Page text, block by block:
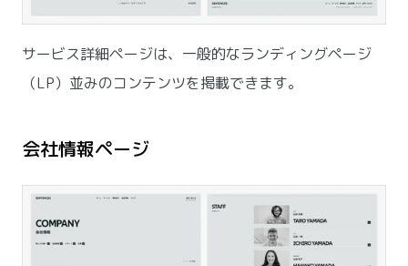
サービス詳細ページは、一般的なランディングページ
（LP）並みのコンテンツを掲載できます。
会社情報ページ